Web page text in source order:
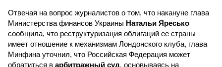
Отвечая на вопрос журналистов о том, что накануне глава
Министерства финансов Украины Натальи Яресько
сообщила, что реструктуризация облигаций ее страны
имеет отношение к механизмам Лондонского клуба, глава
Минфина уточнил, что Российская Федерация может
обратиться в арбитражный суд, основываясь на